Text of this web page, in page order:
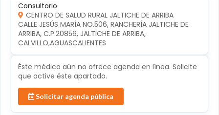
Consultorio
CENTRO DE SALUD RURAL JALTICHE DE ARRIBA
CALLE JESÚS MARÍA NO.506, RANCHERÍA JALTICHE DE
ARRIBA, C.P.20856, JALTICHE DE ARRIBA,
CALVILLO,AGUASCALIENTES
Éste médico aún no ofrece agenda en línea. Solicite
que active éste apartado.
Solicitar agenda pública